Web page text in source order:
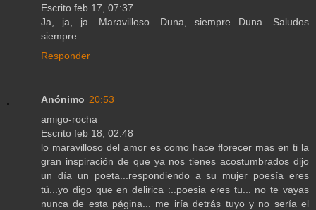
Escrito feb 17, 07:37
Ja, ja, ja. Maravilloso. Duna, siempre Duna. Saludos
siempre.
Responder
Anónimo 20:53
amigo-rocha
Escrito feb 18, 02:48
lo maravilloso del amor es como hace florecer mas en ti la
gran inspiración de que ya nos tienes acostumbrados dijo
un día un poeta...respondiendo a su mujer poesía eres
tú...yo digo que en delirica :..poesia eres tu... no te vayas
nunca de esta página... me iría detrás tuyo y no sería el